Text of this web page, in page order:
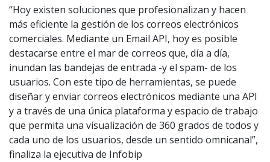
“Hoy existen soluciones que profesionalizan y hacen
más eficiente la gestión de los correos electrónicos
comerciales. Mediante un Email API, hoy es posible
destacarse entre el mar de correos que, día a día,
inundan las bandejas de entrada -y el spam- de los
usuarios. Con este tipo de herramientas, se puede
diseñar y enviar correos electrónicos mediante una API
y a través de una única plataforma y espacio de trabajo
que permita una visualización de 360 grados de todos y
cada uno de los usuarios, desde un sentido omnicanal”,
finaliza la ejecutiva de Infobip